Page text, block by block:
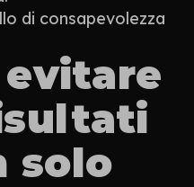
di consapevolezza
solo